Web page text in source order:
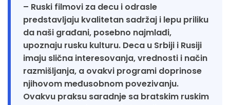
– Ruski filmovi za decu i odrasle
predstavljaju kvalitetan sadržaj i lepu priliku
da naši građani, posebno najmlađi,
upoznaju rusku kulturu. Deca u Srbiji i Rusiji
imaju slična interesovanja, vrednosti i način
razmišljanja, a ovakvi programi doprinose
njihovom međusobnom povezivanju.
Ovakvu praksu saradnje sa bratskim ruskim